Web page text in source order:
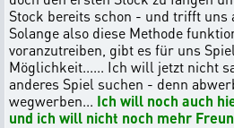
Stock bereits schon - und trifft uns
Solange also diese Methode
voranzutreiben, gibt es für uns
Möglichkeit...... Ich will jetzt nicht
anderes Spiel suchen - denn
wegwerben... Ich will noch auch
und ich will nicht noch mehr